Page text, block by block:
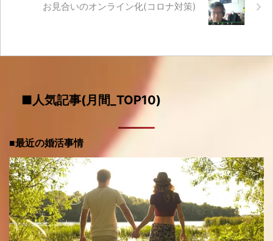
お見合いのオンライン化(コロナ対策)
■人気記事(月間_TOP10)
■最近の婚活事情